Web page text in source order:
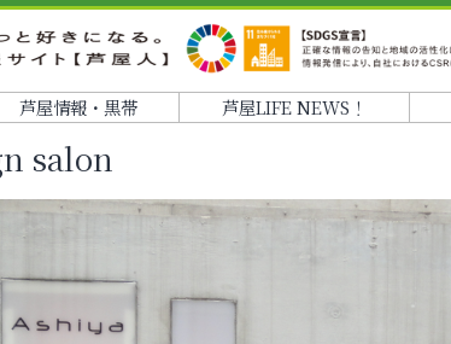
芦屋情報・黒帯 芦屋LIFE NEWS！
salon